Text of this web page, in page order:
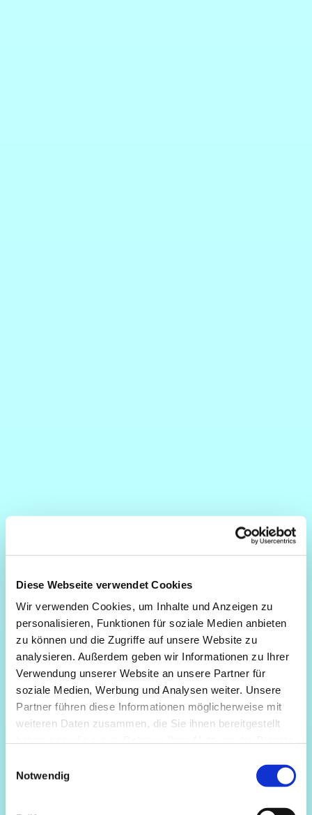
Diese Webseite verwendet Cookies
Wir verwenden Cookies, um Inhalte und Anzeigen zu
personalisieren, Funktionen für soziale Medien anbieten
zu können und die Zugriffe auf unsere Website zu
analysieren. Außerdem geben wir Informationen zu Ihrer
Verwendung unserer Website an unsere Partner für
soziale Medien, Werbung und Analysen weiter. Unsere
Partner führen diese Informationen möglicherweise mit
weiteren Daten zusammen, die Sie ihnen bereitgestellt
Notwendig